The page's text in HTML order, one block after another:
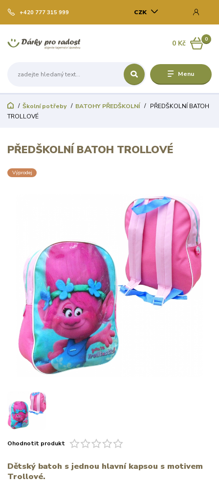
Menu
CZK
+420 777 315 999
0
0 Kč
Školní potřeby BATOHY PŘEDŠKOLNÍ
PŘEDŠKOLNÍ BATOH
TROLLOVÉ
PŘEDŠKOLNÍ BATOH TROLLOVÉ
Výprodej
Ohodnotit produkt
Dětský batoh s jednou hlavní kapsou s motivem
Trollové.